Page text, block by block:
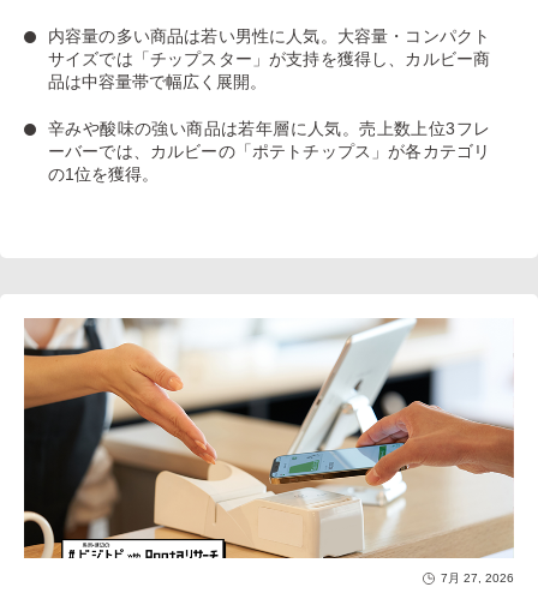
内容量の多い商品は若い男性に人気。大容量・コンパクト
サイズでは「チップスター」が支持を獲得し、カルビー商
品は中容量帯で幅広く展開。
辛みや酸味の強い商品は若年層に人気。売上数上位3フレ
ーバーでは、カルビーの「ポテトチップス」が各カテゴリ
の1位を獲得。
7月 27, 2026